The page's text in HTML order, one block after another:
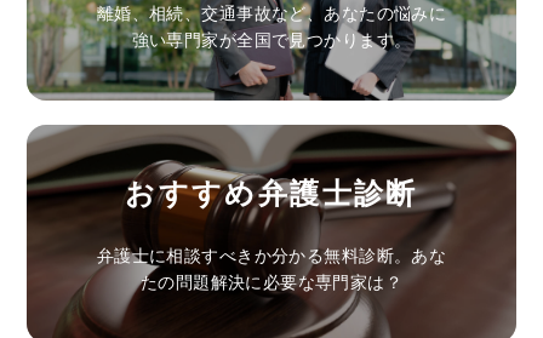
離婚、相続、交通事故など、あなたの悩みに
強い専門家が全国で見つかります。
おすすめ弁護士診断
弁護士に相談すべきか分かる無料診断。あな
たの問題解決に必要な専門家は？